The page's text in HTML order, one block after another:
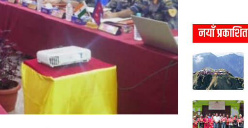
नयाँ प्रकाशित